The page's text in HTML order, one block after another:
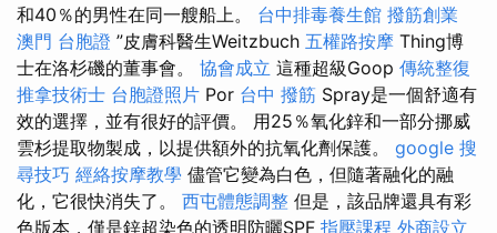
和40％的男性在同一艘船上。 台中排毒養生館 撥筋創業
澳門 台胞證 ”皮膚科醫生Weitzbuch 五權路按摩 Thing博
士在洛杉磯的董事會。 協會成立 這種超級Goop 傳統整復
推拿技術士 台胞證照片 Por 台中 撥筋 Spray是一個舒適有
效的選擇，並有很好的評價。 用25％氧化鋅和一部分挪威
雲杉提取物製成，以提供額外的抗氧化劑保護。 google 搜
尋技巧 經絡按摩教學 儘管它變為白色，但隨著融化的融
化，它很快消失了。 西屯體態調整 但是，該品牌還具有彩
色版本，僅是鋅超染色的透明防曬SPF 指壓課程 外商設立